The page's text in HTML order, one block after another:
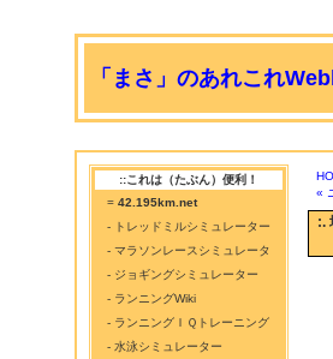
「まさ」のあれこれ
::これは（たぶん）便利！
= 42.195km.net
- トレッドミルシミュレーター
- マラソンレースシミュレータ
- ジョギングシミュレーター
- ランニングWiki
- ランニングＩＱトレーニング
- 水泳シミュレーター
«
:.